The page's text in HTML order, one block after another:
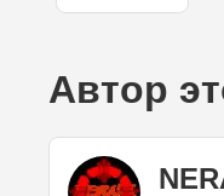
Автор